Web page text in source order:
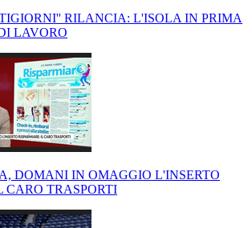
RILANCIA: L'ISOLA IN PRIMA
LAVORO
DOMANI IN OMAGGIO L'INSERTO
CARO TRASPORTI